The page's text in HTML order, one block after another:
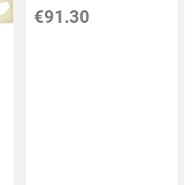
€91.30